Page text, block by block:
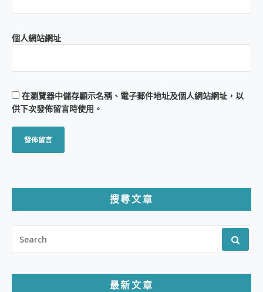
個人網站網址
在瀏覽器中儲存顯示名稱、電子郵件地址及個人網站網址，以
供下次發佈留言時使用。
搜尋文章
FOR:
最新文章